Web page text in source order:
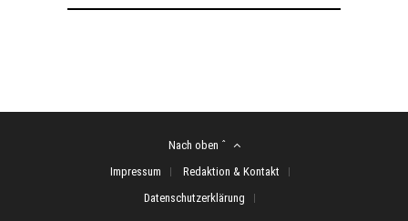
Nach oben ˆ
Impressum
Redaktion & Kontakt
Datenschutzerklärung